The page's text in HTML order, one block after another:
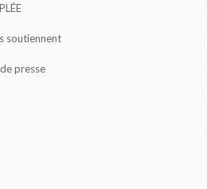
soutiennent
presse